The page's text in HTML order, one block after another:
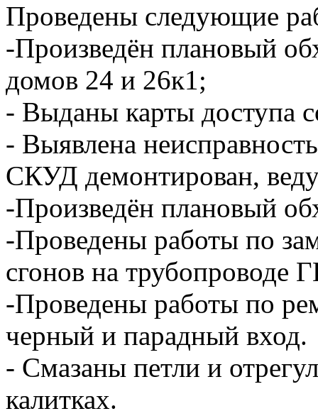
Проведены следующие
-Произведён плановый
домов 24 и 26к1;
- Выданы карты доступа
- Выявлена
СКУД демонтирован,
-Произведён плановый
-Проведены работы по
сгонов на трубопроводе
-Проведены работы по
черный и парадный вход.
- Смазаны петли и
калитках.